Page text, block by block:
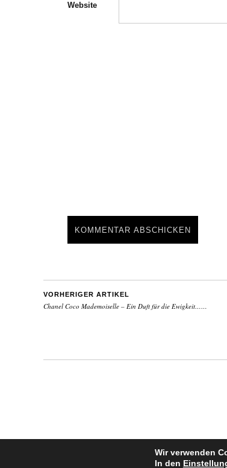
Website
VORHERIGER ARTIKEL
Chanel Coco Mademoiselle – Ein Duft für die Ewigkeit……
Wir verwenden
In den